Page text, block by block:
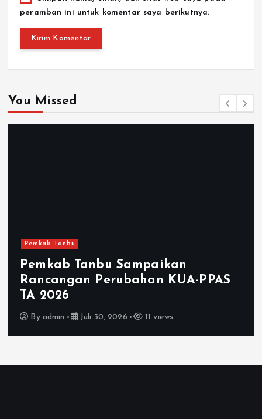
Simpan nama, email, dan situs web saya pada
peramban ini untuk komentar saya berikutnya.
You Missed
Sampaikan
Perubahan KUA-PPAS
Juli 30, 2026
MTQN